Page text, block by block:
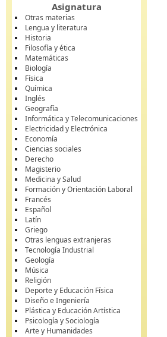
Asignatura
Otras materias
Lengua y literatura
Historia
Filosofía y ética
Matemáticas
Biología
Física
Química
Inglés
Geografía
Informática y Telecomunicaciones
Electricidad y Electrónica
Economía
Ciencias sociales
Derecho
Magisterio
Medicina y Salud
Formación y Orientación Laboral
Francés
Español
Latín
Griego
Otras lenguas extranjeras
Tecnología Industrial
Geología
Música
Religión
Deporte y Educación Física
Diseño e Ingeniería
Plástica y Educación Artística
Psicología y Sociología
Arte y Humanidades